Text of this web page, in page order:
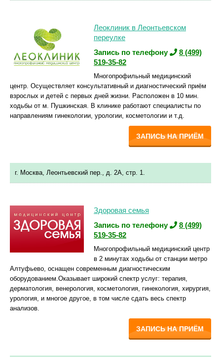
Леоклиник в Леонтьевском
переулке
Запись по телефону
8 (499)
519-35-82
Многопрофильный медицинский
центр. Осуществляет консультативный и диагностический приём
взрослых и детей с первых дней жизни. Расположен в 10 мин.
ходьбы от м. Пушкинская. В клинике работают специалисты по
направлениям гинекологии, урологии, косметологии и т.д.
ЗАПИСЬ НА ПРИЁМ
г. Москва, Леонтьевский пер., д. 2А, стр. 1.
Здоровая семья
Запись по телефону
8 (499)
519-35-82
Многопрофильный медицинский центр
в 2 минутах ходьбы от станции метро
Алтуфьево, оснащен современным диагностическим
оборудованием.Оказывает широкий спектр услуг: терапия,
дерматология, венерология, косметология, гинекология, хирургия,
урология, и многое другое, в том числе сдать весь спектр
анализов.
ЗАПИСЬ НА ПРИЁМ